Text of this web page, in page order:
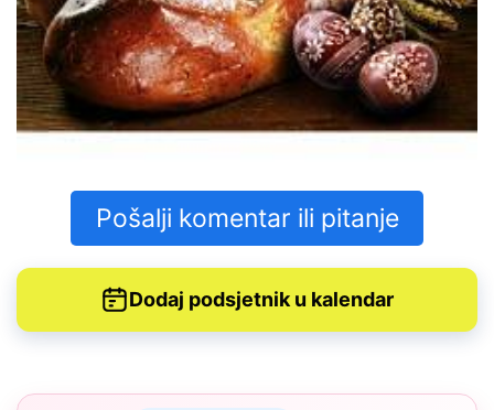
Pošalji komentar ili pitanje
Dodaj podsjetnik u kalendar